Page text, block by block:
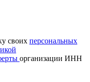
своих персональных
организации ИНН